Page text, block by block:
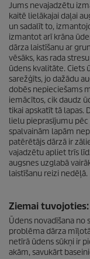
Jums nevajadzētu
kaitē lielākajai daļai
un sadalīt to,
izmantot arī krāna
dārza laistīšanu ar
vēsāks, kas rada
ūdens kvalitāte. Ciets
sarežģīts, jo dažādu
dobēs nepieciešams
iemācītos, cik daudz
tikai apskatīt tā lapas.
lielu pieprasījumu
spalvainām lapām
patērētājs dārzā ir
vajadzētu apliet trīs
augsnes uzglabā
laistīšanu reizi nedēļā.
Ziemai tuvojoties:
Ūdens novadīšana no
problēma dārza
netīrā ūdens sūkņi ir
akām, savukārt